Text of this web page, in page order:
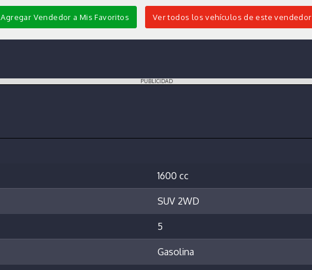
Agregar Vendedor a Mis Favoritos Ver todos los vehículos de este vendedor
PUBLICIDAD
1600 cc
SUV 2WD
5
Gasolina